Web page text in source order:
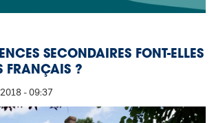
SECONDAIRES FONT-ELLES
FRANÇAIS ?
- 09:37